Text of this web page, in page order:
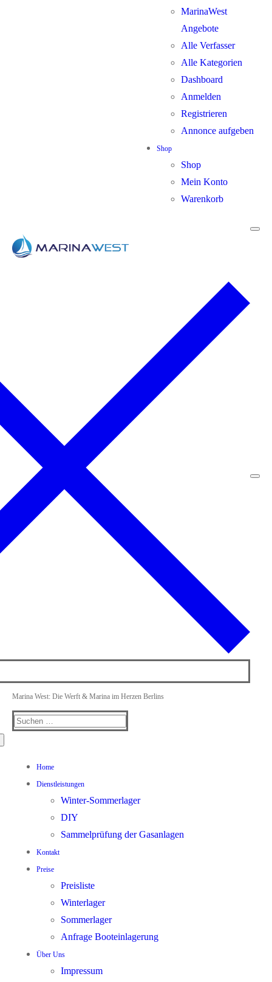
MarinaWest
Angebote
Alle Verfasser
Alle Kategorien
Dashboard
Anmelden
Registrieren
Annonce aufgeben
Shop
Shop
Mein Konto
Warenkorb
Marina West: Die Werft & Marina im Herzen Berlins
Suchen
Home
Dienstleistungen
Winter-Sommerlager
DIY
Sammelprüfung der Gasanlagen
Kontakt
Preise
Preisliste
Winterlager
Sommerlager
Anfrage Booteinlagerung
Über Uns
Impressum